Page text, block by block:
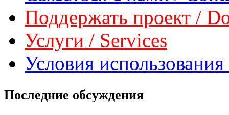
Поддержать проект /
Услуги / Services
Условия
Последние обсуждения